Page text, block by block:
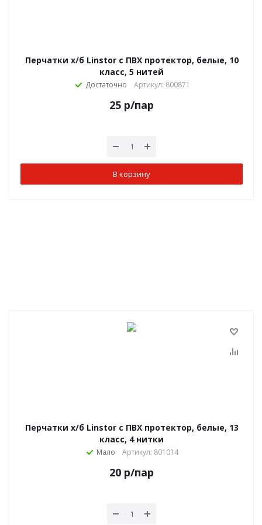
Перчатки х/б Linstor с ПВХ протектор, белые, 10
класс, 5 нитей
Достаточно Артикул: 800871
25 р/пар
В корзину
Перчатки х/б Linstor с ПВХ протектор, белые, 13
класс, 4 нитки
Мало Артикул: 801014
20 р/пар